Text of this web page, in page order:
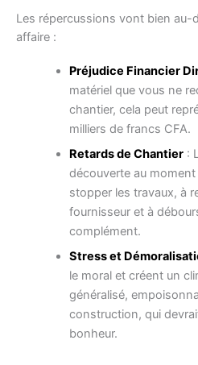
Les répercussions vont bien au-
affaire :
Préjudice Financier
matériel que vous ne
chantier, cela peut
milliers de francs CFA.
Retards de Chantier:
découverte au moment
stopper les travaux, à
fournisseur et à
complément.
Stress et
le moral et créent un
généralisé,
construction, qui
bonheur.